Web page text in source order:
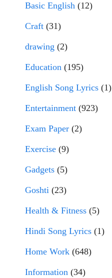
Basic English (12)
Craft (31)
drawing (2)
Education (195)
English Song Lyrics (1)
Entertainment (923)
Exam Paper (2)
Exercise (9)
Gadgets (5)
Goshti (23)
Health & Fitness (5)
Hindi Song Lyrics (1)
Home Work (648)
Information (34)